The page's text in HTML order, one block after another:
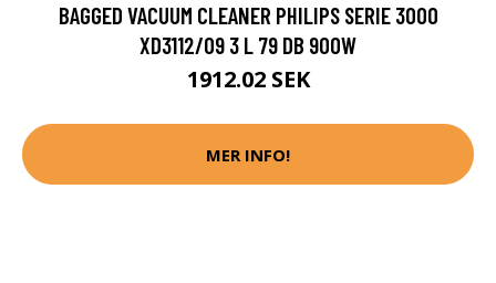
BAGGED VACUUM CLEANER PHILIPS SERIE 3000
XD3112/09 3 L 79 DB 900W
1912.02 SEK
MER INFO!